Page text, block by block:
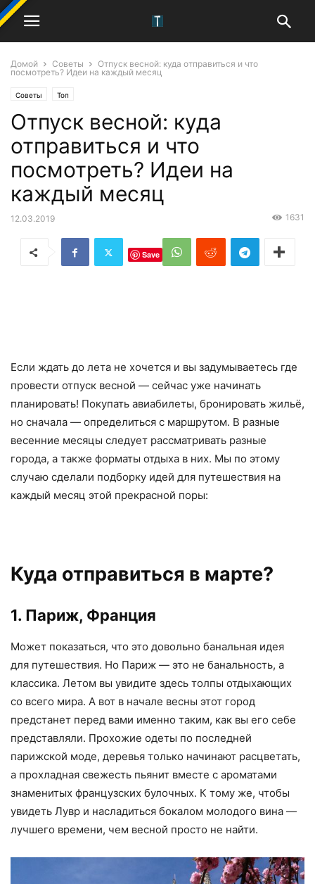
Домой Советы
Отпуск весной: куда отправиться и что
посмотреть? Идеи на каждый месяц
Советы Топ
Отпуск весной: куда
отправиться и что
посмотреть? Идеи на
каждый месяц
12.03.2019 1631
Save
Если ждать до лета не хочется и вы задумываетесь где
провести отпуск весной — сейчас уже начинать
планировать! Покупать авиабилеты, бронировать жильё,
но сначала — определиться с маршрутом. В разные
весенние месяцы следует рассматривать разные
города, а также форматы отдыха в них. Мы по этому
случаю сделали подборку идей для путешествия на
каждый месяц этой прекрасной поры:
Куда отправиться в марте?
1. Париж, Франция
Может показаться, что это довольно банальная идея
для путешествия. Но Париж — это не банальность, а
классика. Летом вы увидите здесь толпы отдыхающих
со всего мира. А вот в начале весны этот город
предстанет перед вами именно таким, как вы его себе
представляли. Прохожие одеты по последней
парижской моде, деревья только начинают расцветать,
а прохладная свежесть пьянит вместе с ароматами
знаменитых французских булочных. К тому же, чтобы
увидеть Лувр и насладиться бокалом молодого вина —
лучшего времени, чем весной просто не найти.